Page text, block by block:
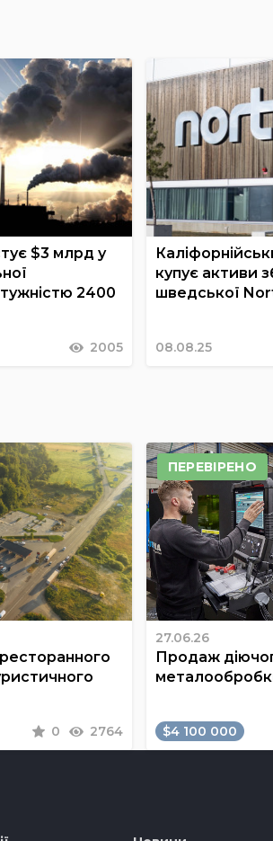
$3 млрд у
2400
2005
купує активи
шведської
08.08.25
0 2764
ПЕРЕВІРЕНО
27.06.26
Продаж
$4 100 000